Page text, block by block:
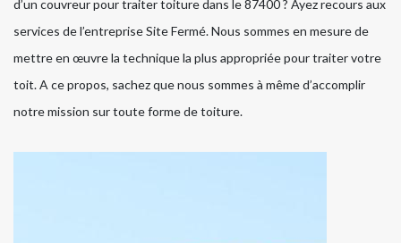
d’un couvreur pour traiter toiture dans le 87400 ? Ayez recours aux
services de l’entreprise Site Fermé. Nous sommes en mesure de
mettre en œuvre la technique la plus appropriée pour traiter votre
toit. A ce propos, sachez que nous sommes à même d’accomplir
notre mission sur toute forme de toiture.